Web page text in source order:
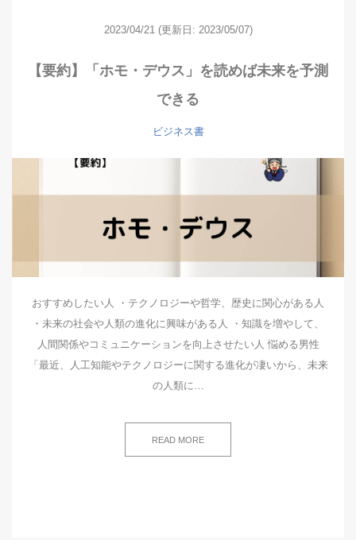
2023/04/21 (更新日: 2023/05/07)
【要約】「ホモ・デウス」を読めば未来を予測
できる
ビジネス書
おすすめしたい人 ・テクノロジーや哲学、歴史に関心がある人
・未来の社会や人類の進化に興味がある人 ・知識を増やして、
人間関係やコミュニケーションを向上させたい人 悩める男性
「最近、人工知能やテクノロジーに関する進化が凄いから、未来
の人類に…
READ MORE